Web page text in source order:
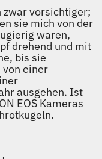
zwar vorsichtiger;
sie mich von der
waren,
drehend und mit
bis sie
einer
ausgehen. Ist
EOS Kameras